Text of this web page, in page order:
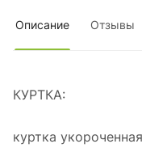
Описание Отзывы
КУРТКА:
куртка